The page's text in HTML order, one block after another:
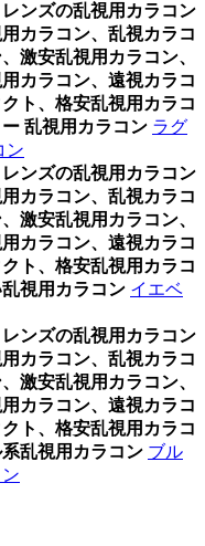
ンズの乱視用カラコン
カラコン、乱視カラコ
激安乱視用カラコン、
カラコン、遠視カラコ
ト、格安乱視用カラコ
乱視用カラコン ラグ
ン
ンズの乱視用カラコン
カラコン、乱視カラコ
激安乱視用カラコン、
カラコン、遠視カラコ
ト、格安乱視用カラコ
視用カラコン イエベ
ンズの乱視用カラコン
カラコン、乱視カラコ
激安乱視用カラコン、
カラコン、遠視カラコ
ト、格安乱視用カラコ
乱視用カラコン ブル